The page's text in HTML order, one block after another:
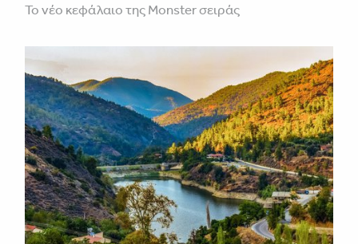
Το νέο κεφάλαιο της Monster σειράς